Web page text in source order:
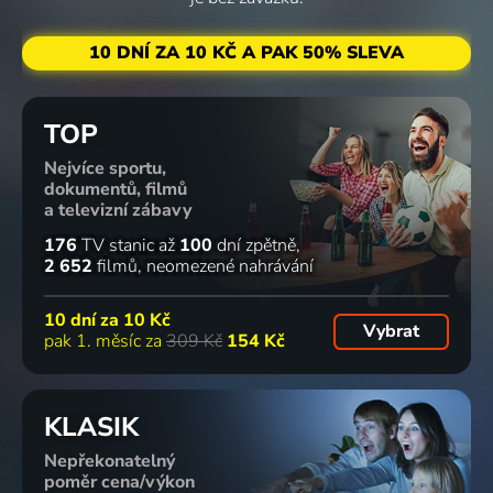
Pop & Rock
10 DNÍ ZA 10 KČ A PAK 50% SLEVA
TOP
Nejvíce sportu,
dokumentů, filmů
a televizní zábavy
176 TV stanic až 100 dní zpětně
2 652 filmů neomezené nahrávání
10 dní za 10 Kč
pak 1. měsíc za 309 Kč 154 Kč Vybrat
KLASIK
Nepřekonatelný
poměr cena/výkon